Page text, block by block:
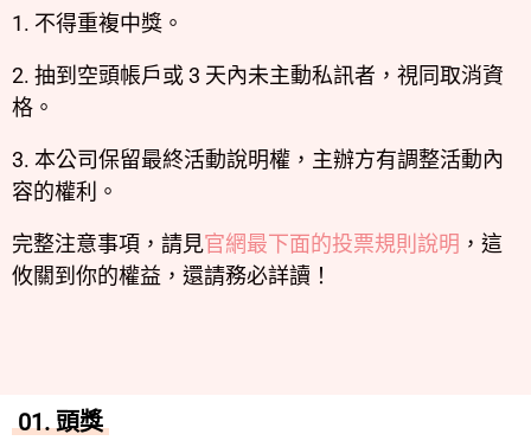
1. 不得重複中獎。
2. 抽到空頭帳戶或 3 天內未主動私訊者，視同取消資
格。
3. 本公司保留最終活動說明權，主辦方有調整活動內
容的權利。
完整注意事項，請見官網最下面的投票規則說明 ，這
攸關到你的權益，還請務必詳讀！
01. 頭獎